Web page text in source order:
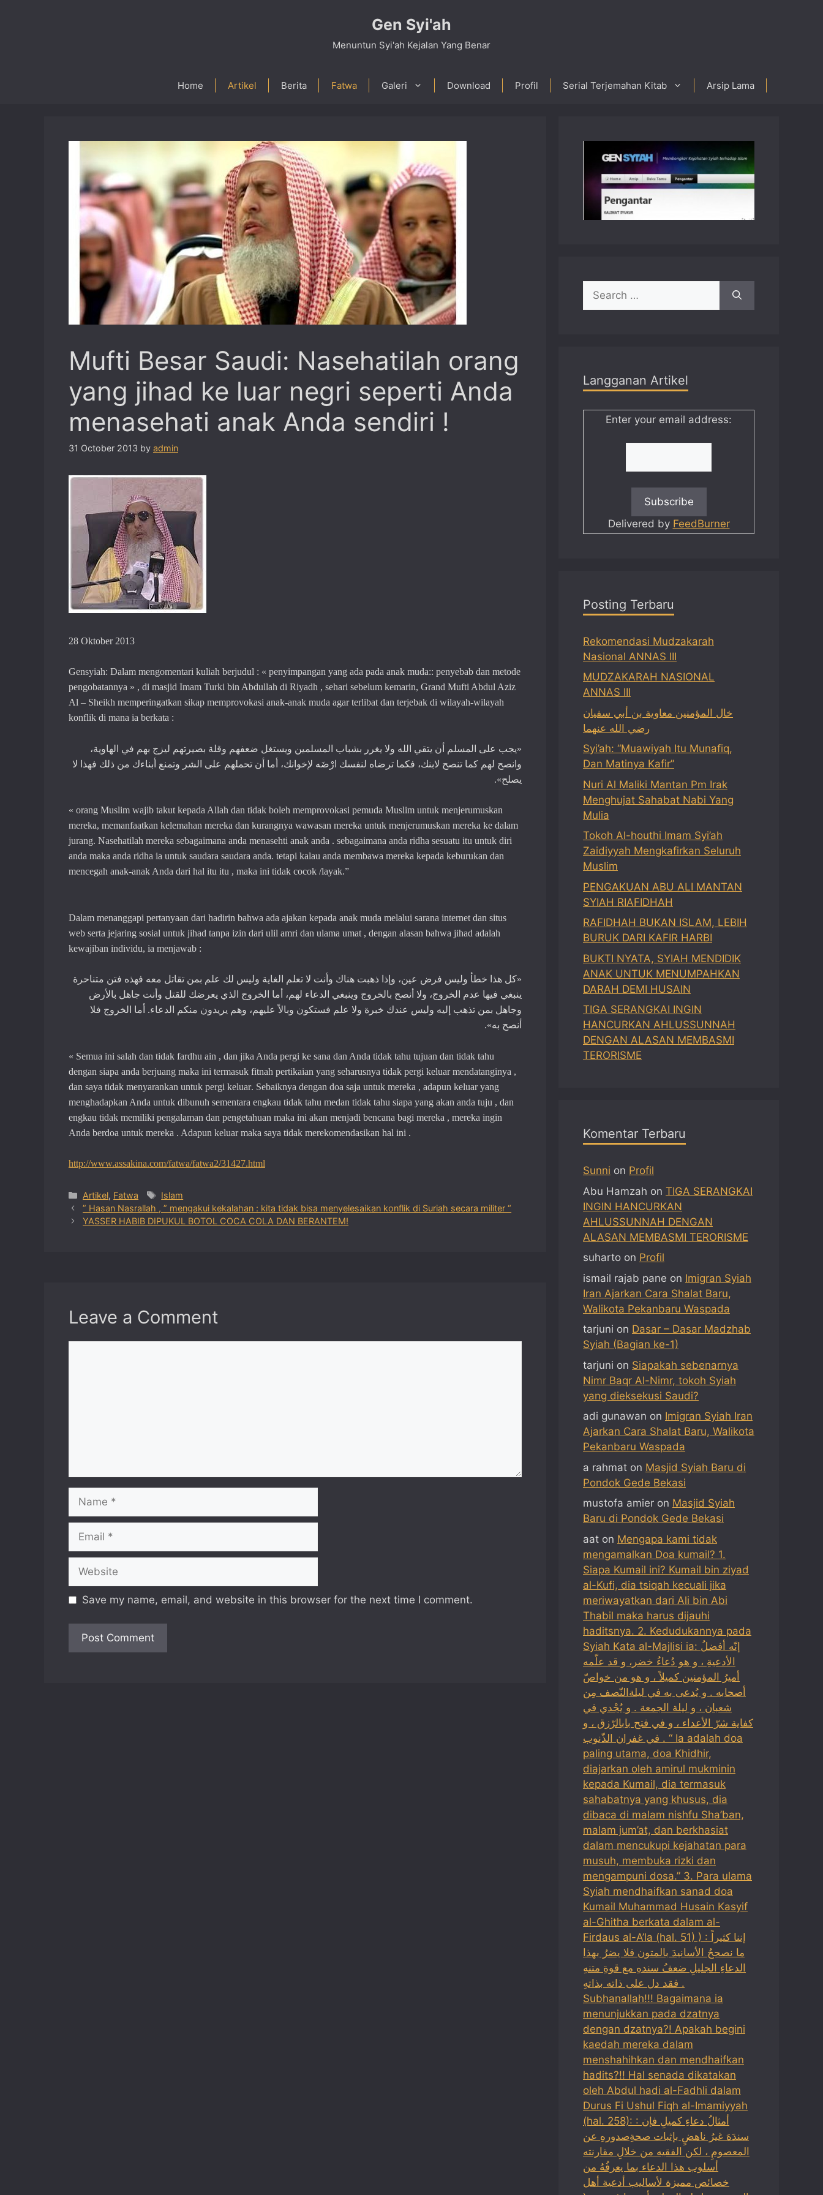
Gen Syi'ah
Menuntun Syi'ah Kejalan Yang Benar
Home Artikel Berita Fatwa Galeri Download Profil Serial Terjemahan Kitab Arsip Lama
Mufti Besar Saudi: Nasehatilah orang
yang jihad ke luar negri seperti Anda
menasehati anak Anda sendiri !
31 October 2013 by admin
28 Oktober 2013
Gensyiah: Dalam mengomentari kuliah berjudul : « penyimpangan yang ada pada anak muda:: penyebab dan metode
pengobatannya » , di masjid Imam Turki bin Abdullah di Riyadh , sehari sebelum kemarin, Grand Mufti Abdul Aziz
Al – Sheikh memperingatkan sikap memprovokasi anak-anak muda agar terlibat dan terjebak di wilayah-wilayah
konflik di mana ia berkata :
«يجب على المسلم أن يتقي الله ولا يغرر بشباب المسلمين ويستغل ضعفهم وقلة بصيرتهم ليزج بهم في الهاوية،
وانصح لهم كما تنصح لابنك، فكما ترضاه لنفسك ارْضَه لإخوانك، أما أن تحملهم على الشر وتمنع أبناءك من ذلك فهذا لا
يصلح».
« orang Muslim wajib takut kepada Allah dan tidak boleh memprovokasi pemuda Muslim untuk menjerumuskan
mereka, memanfaatkan kelemahan mereka dan kurangnya wawasan mereka untuk menjerumuskan mereka ke dalam
jurang. Nasehatilah mereka sebagaimana anda menasehti anak anda . sebagaimana anda ridha sesuatu itu untuk diri
anda maka anda ridha ia untuk saudara saudara anda. tetapi kalau anda membawa mereka kepada keburukan dan
mencegah anak-anak Anda dari hal itu itu , maka ini tidak cocok /layak.”
Dalam menanggapi pertanyaan dari hadirin bahwa ada ajakan kepada anak muda melalui sarana internet dan situs
web serta jejaring sosial untuk jihad tanpa izin dari ulil amri dan ulama umat , dengan alasan bahwa jihad adalah
kewajiban individu, ia menjawab :
«كل هذا خطأ وليس فرض عين، وإذا ذهبت هناك وأنت لا تعلم الغاية وليس لك علم بمن تقاتل معه فهذه فتن متناحرة
ينبغي فيها عدم الخروج، ولا أنصح بالخروج وينبغي الدعاء لهم، أما الخروج الذي يعرضك للقتل وأنت جاهل بالأرض
وجاهل بمن تذهب إليه وليس عندك خبرة ولا علم فستكون وبالاً عليهم، وهم يريدون منكم الدعاء. أما الخروج فلا
أنصح به».
« Semua ini salah dan tidak fardhu ain , dan jika Anda pergi ke sana dan Anda tidak tahu tujuan dan tidak tahu
dengan siapa anda berjuang maka ini termasuk fitnah pertikaian yang seharusnya tidak pergi keluarmendatanginya ,
dan saya tidak menyarankan untuk pergi keluar. Sebaiknya dengan doa saja untuk mereka , adapun keluar yang
menghadapkan Anda untuk dibunuh sementara engkau tidak tahu medan tidak tahu siapa yang akan anda tuju , dan
engkau tidak memiliki pengalaman dan pengetahuan maka ini akan menjadi bencana bagi mereka , mereka ingin
Anda berdoa untuk mereka . Adapun keluarmaka saya tidak merekomendasikan hal ini .
http://www.assakina.com/fatwa/fatwa2/31427.html
Categories
Artikel, Fatwa Tags
Islam
” Hasan Nasrallah , ” mengakui kekalahan : kita tidak bisa menyelesaikan konflik di Suriah secara militer “
YASSER HABIB DIPUKUL BOTOL COCA COLA DAN BERANTEM!
Leave a Comment
Name
Email
Website
Save my name, email, and website in this browser for the next time I comment.
for:
Langganan Artikel
Enter your email address:
Delivered by FeedBurner
Posting Terbaru
Rekomendasi Mudzakarah
Nasional ANNAS III
MUDZAKARAH NASIONAL
ANNAS III
خال المؤمنين معاوية بن أبي سفيان
رضي الله عنهما
Syi’ah: “Muawiyah Itu Munafiq,
Dan Matinya Kafir”
Nuri Al Maliki Mantan Pm Irak
Menghujat Sahabat Nabi Yang
Mulia
Tokoh Al-houthi Imam Syi’ah
Zaidiyyah Mengkafirkan Seluruh
Muslim
PENGAKUAN ABU ALI MANTAN
SYIAH RIAFIDHAH
RAFIDHAH BUKAN ISLAM, LEBIH
BURUK DARI KAFIR HARBI
BUKTI NYATA, SYIAH MENDIDIK
ANAK UNTUK MENUMPAHKAN
DARAH DEMI HUSAIN
TIGA SERANGKAI INGIN
HANCURKAN AHLUSSUNNAH
DENGAN ALASAN MEMBASMI
TERORISME
Komentar Terbaru
Sunni on Profil
Abu Hamzah on TIGA SERANGKAI
INGIN HANCURKAN
AHLUSSUNNAH DENGAN
ALASAN MEMBASMI TERORISME
suharto on Profil
ismail rajab pane on Imigran Syiah
Iran Ajarkan Cara Shalat Baru,
Walikota Pekanbaru Waspada
tarjuni on Dasar – Dasar Madzhab
Syiah (Bagian ke-1)
tarjuni on Siapakah sebenarnya
Nimr Baqr Al-Nimr, tokoh Syiah
yang dieksekusi Saudi?
adi gunawan on Imigran Syiah Iran
Ajarkan Cara Shalat Baru, Walikota
Pekanbaru Waspada
a rahmat on Masjid Syiah Baru di
Pondok Gede Bekasi
mustofa amier on Masjid Syiah
Baru di Pondok Gede Bekasi
aat on Mengapa kami tidak
mengamalkan Doa kumail? 1.
Siapa Kumail ini? Kumail bin ziyad
al-Kufi, dia tsiqah kecuali jika
meriwayatkan dari Ali bin Abi
Thabil maka harus dijauhi
haditsnya. 2. Kedudukannya pada
Syiah Kata al-Majlisi ia: إنّه أفضلُ
الأدعيةِ ، و هو دُعاءُ خضر، و قد علّمه
أميرُ المؤمنين كميلاً ، و هو من خواصّ
أصحابه . و يُدعى به في ليلةالنّصف مِن
شعبان ، و ليلة الجمعة . و يُجْدي في
كفاية شرّ الأعداء ، و في فتح بابالرّزق ، و
في غفران الذّنوب . “ Ia adalah doa
paling utama, doa Khidhir,
diajarkan oleh amirul mukminin
kepada Kumail, dia termasuk
sahabatnya yang khusus, dia
dibaca di malam nishfu Sha’ban,
malam jum’at, dan berkhasiat
dalam mencukupi kejahatan para
musuh, membuka rizki dan
mengampuni dosa.” 3. Para ulama
Syiah mendhaifkan sanad doa
Kumail Muhammad Husain Kasyif
al-Ghitha berkata dalam al-
Firdaus al-A’la (hal. 51) ) : إننا كثيراً
ما نصححُ الأسانيدَ بالمتون فلا يضرُ بهذا
الدعاءِ الجليلِ ضعفُ سندهِ مع قوةِ متنهِ
فقد دل على ذاته بذاتهِ .
Subhanallah!!! Bagaimana ia
menunjukkan pada dzatnya
dengan dzatnya?! Apakah begini
kaedah mereka dalam
menshahihkan dan mendhaifkan
hadits?!! Hal senada dikatakan
oleh Abdul hadi al-Fadhli dalam
Durus Fi Ushul Fiqh al-Imamiyyah
(hal. 258): : أمثالُ دعاءِ كميلِ فإن
سندَهَ غيرُ ناهضٍ بإثبات صحةِصدورهِ عن
المعصومِ ، لكن الفقيه من خلالِ مقارنته
أسلوب هذا الدعاء بما يعرفُهُ من
خصائص مميزة لأساليب أدعية أهل